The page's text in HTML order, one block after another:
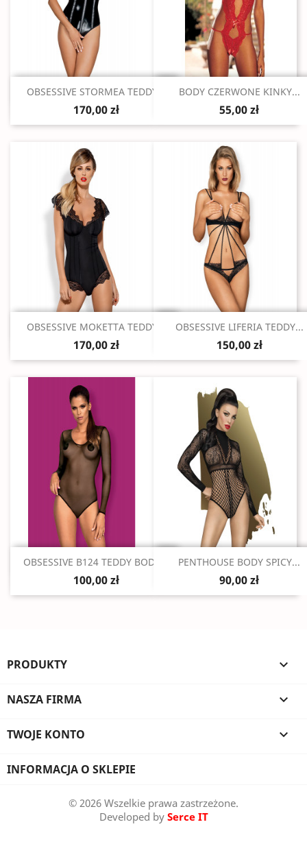
Szybki podgląd
OBSESSIVE STORMEA TEDDY...
170,00 zł
 Szybki podgląd
BODY CZERWONE KINKY...
55,00 zł
Szybki podgląd
OBSESSIVE MOKETTA TEDDY...
170,00 zł
Szybki podgląd
OBSESSIVE LIFERIA TEDDY...
150,00 zł
Szybki podgląd
OBSESSIVE B124 TEDDY BODY...
100,00 zł
Szybki podgląd
PENTHOUSE BODY SPICY...
90,00 zł
PRODUKTY 
NASZA FIRMA 
TWOJE KONTO 
INFORMACJA O SKLEPIE
© 2026 Wszelkie prawa zastrzeżone.
Developed by Serce IT